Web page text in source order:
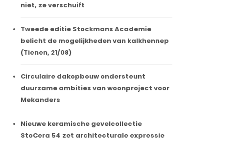
niet, ze verschuift
Tweede editie Stockmans Academie
belicht de mogelijkheden van kalkhennep
(Tienen, 21/08)
Circulaire dakopbouw ondersteunt
duurzame ambities van woonproject voor
Mekanders
Nieuwe keramische gevelcollectie
StoCera 54 zet architecturale expressie